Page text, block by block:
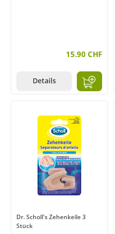
15.90 CHF
Details
Dr. Scholl's Zehenkeile 3
Stück